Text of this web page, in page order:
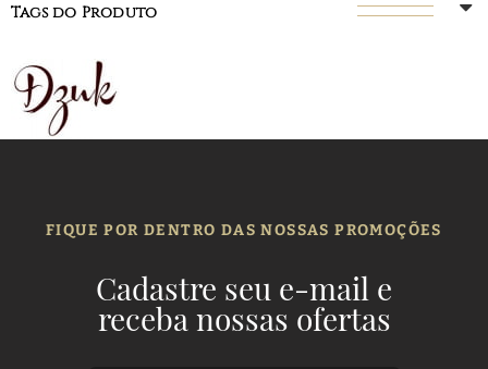
Tags do Produto
FIQUE POR DENTRO DAS NOSSAS PROMOÇÕES
Cadastre seu e-mail e
receba nossas ofertas